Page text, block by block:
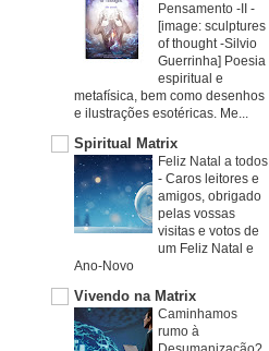
Pensamento -II -
[image: sculptures
of thought -Silvio
Guerrinha] Poesia
espiritual e
metafísica, bem como desenhos
e ilustrações esotéricas. Me...
Spiritual Matrix
Feliz Natal a todos
- Caros leitores e
amigos, obrigado
pelas vossas
visitas e votos de
um Feliz Natal e
Ano-Novo
Vivendo na Matrix
Caminhamos
rumo à